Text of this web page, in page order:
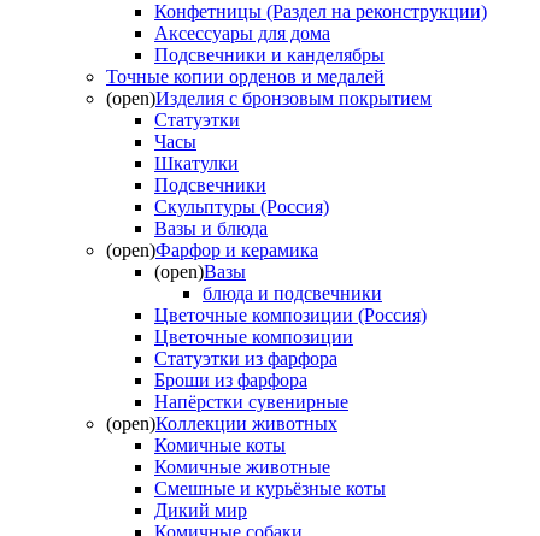
Конфетницы (Раздел на реконструкции)
Аксессуары для дома
Подсвечники и канделябры
Точные копии орденов и медалей
(open)Изделия с бронзовым покрытием
Статуэтки
Часы
Шкатулки
Подсвечники
Скульптуры (Россия)
Вазы и блюда
(open)Фарфор и керамика
(open)Вазы
блюда и подсвечники
Цветочные композиции (Россия)
Цветочные композиции
Статуэтки из фарфора
Броши из фарфора
Напёрстки сувенирные
(open)Коллекции животных
Комичные коты
Комичные животные
Смешные и курьёзные коты
Дикий мир